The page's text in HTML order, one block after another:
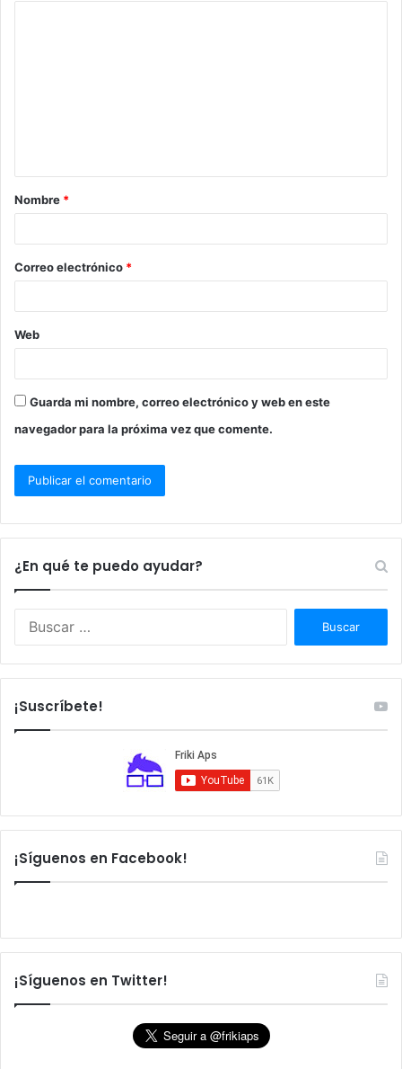
a
r
*
Nombre *
Correo electrónico *
Web
Guarda mi nombre, correo electrónico y web en este
navegador para la próxima vez que comente.
¿En qué te puedo ayudar?
¡Suscríbete!
¡Síguenos en Facebook!
¡Síguenos en Twitter!